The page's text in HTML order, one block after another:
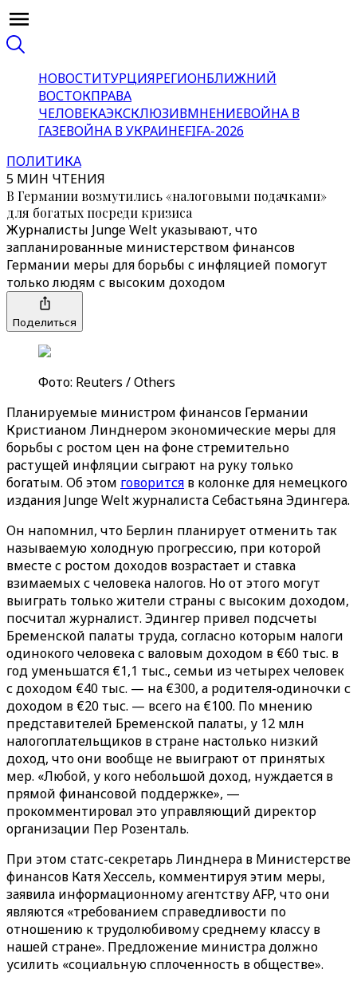
НОВОСТИТУРЦИЯРЕГИОНБЛИЖНИЙ
ВОСТОКПРАВА
ЧЕЛОВЕКАЭКСКЛЮЗИВМНЕНИЕВОЙНА В
ГАЗЕВОЙНА В УКРАИНЕFIFA-2026
ПОЛИТИКА
5 МИН ЧТЕНИЯ
В Германии возмутились «налоговыми подачками»
для богатых посреди кризиса
Журналисты Junge Welt указывают, что
запланированные министерством финансов
Германии меры для борьбы с инфляцией помогут
только людям с высоким доходом
Поделиться
Фото: Reuters / Others
Планируемые министром финансов Германии
Кристианом Линднером экономические меры для
борьбы с ростом цен на фоне стремительно
растущей инфляции сыграют на руку только
богатым. Об этом говорится в колонке для немецкого
издания Junge Welt журналиста Себастьяна Эдингера.
Он напомнил, что Берлин планирует отменить так
называемую холодную прогрессию, при которой
вместе с ростом доходов возрастает и ставка
взимаемых с человека налогов. Но от этого могут
выиграть только жители страны с высоким доходом,
посчитал журналист. Эдингер привел подсчеты
Бременской палаты труда, согласно которым налоги
одинокого человека с валовым доходом в €60 тыс. в
год уменьшатся €1,1 тыс., семьи из четырех человек
с доходом €40 тыс. — на €300, а родителя-одиночки с
доходом в €20 тыс. — всего на €100. По мнению
представителей Бременской палаты, у 12 млн
налогоплательщиков в стране настолько низкий
доход, что они вообще не выиграют от принятых
мер. «Любой, у кого небольшой доход, нуждается в
прямой финансовой поддержке», —
прокомментировал это управляющий директор
организации Пер Розенталь.
При этом статс-секретарь Линднера в Министерстве
финансов Катя Хессель, комментируя этим меры,
заявила информационному агентству AFP, что они
являются «требованием справедливости по
отношению к трудолюбивому среднему классу в
нашей стране». Предложение министра должно
усилить «социальную сплоченность в обществе».